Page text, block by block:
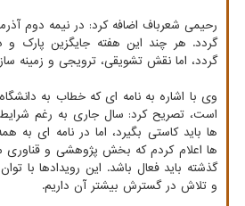
رحیمی شعرباف اضافه کرد: در نیمه دوم
گردد. هر چند این هفته جایگزین پارک و
گردد، اما نقش تشویقی، ترویجی و زمینه
وی با اشاره به نامه ای که خطاب به
است، تصریح کرد: سال جاری به رغم شرایط
ها باید کاستی بگیرد، اما در نامه ای به
ها اعلام کردم که بخش پژوهشی و قناوری
گذشته باید فعال باشد. این رویدادها با
و تلاش در گسترش بیشتر آن داریم.